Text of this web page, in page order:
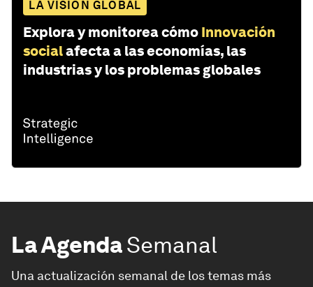
LA VISIÓN GLOBAL
Explora y monitorea cómo Innovación
socialafecta a las economías, las
industrias y los problemas globales
La AgendaSemanal
Una actualización semanal de los temas más